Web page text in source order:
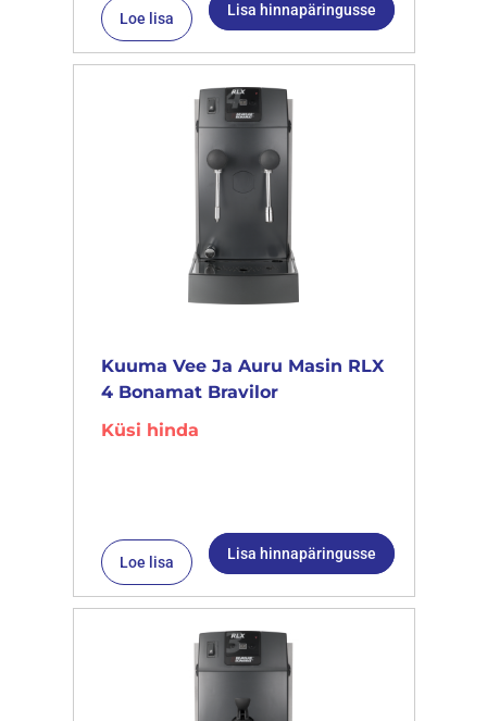
Loe lisa Lisa hinnapäringusse
Kuuma Vee Ja Auru Masin RLX
4 Bonamat Bravilor
Küsi hinda
Loe lisa Lisa hinnapäringusse